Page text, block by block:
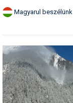
Magyarul beszélünk